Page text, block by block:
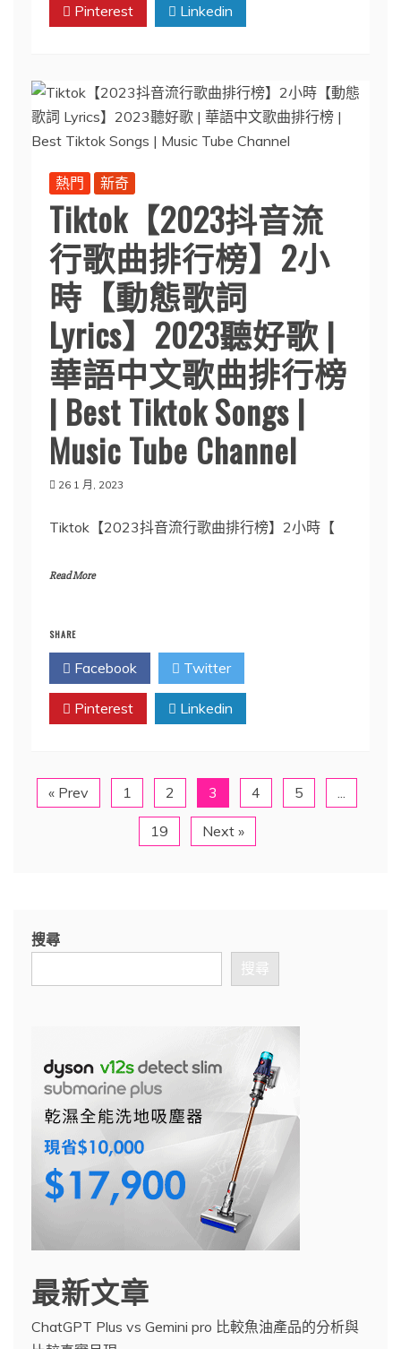
Pinterest Linkedin
熱門 新奇
Tiktok【2023抖音流
行歌曲排行榜】2小
時【動態歌詞
Lyrics】2023聽好歌 |
華語中文歌曲排行榜
| Best Tiktok Songs |
Music Tube Channel
26 1 月, 2023
Tiktok【2023抖音流行歌曲排行榜】2小時【
Read More
SHARE
Facebook Twitter
Pinterest Linkedin
« Prev 1 2 3 4 5
19 Next »
搜尋
搜尋
最新文章
ChatGPT Plus vs Gemini pro 比較魚油產品的分析與